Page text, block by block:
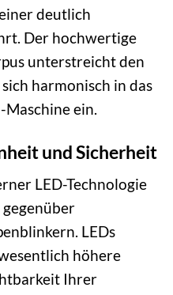
deutlich
Der hochwertige
unterstreicht den
harmonisch in das
ein.
und Sicherheit
LED-Technologie
LEDs
höhere
Ihrer